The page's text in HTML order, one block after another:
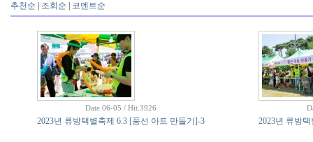
추천순 조회순 코멘트순
Date.06-05 / Hit.3926
2023년 류방택별축제 6.3 [풍선 아트 만들기]-3 2023년 류방